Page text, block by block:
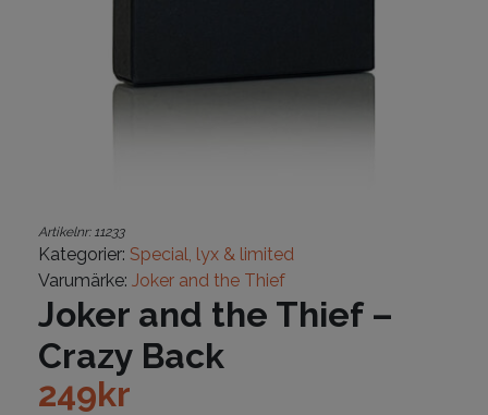
Artikelnr: 11233
Kategorier: Special, lyx & limited
Varumärke: Joker and the Thief
Joker and the Thief –
Crazy Back
249kr